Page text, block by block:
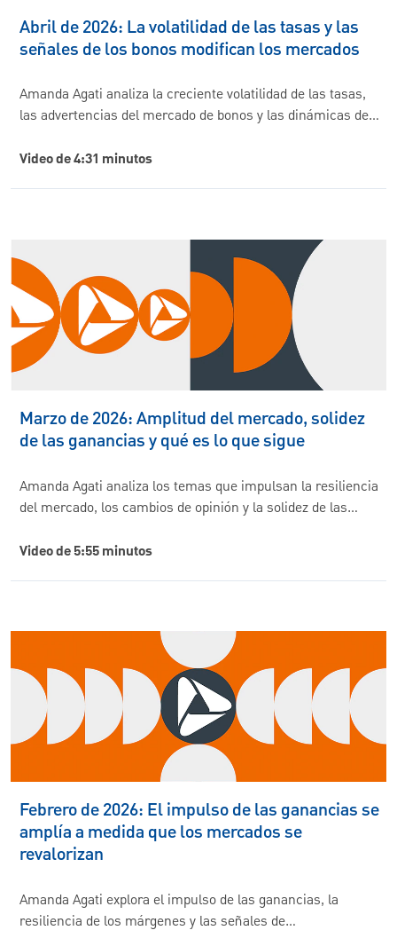
Abril de 2026: La volatilidad de las tasas y las
señales de los bonos modifican los mercados
Amanda Agati analiza la creciente volatilidad de las tasas,
las advertencias del mercado de bonos y las dinámicas de…
Video de 4:31 minutos
Marzo de 2026: Amplitud del mercado, solidez
de las ganancias y qué es lo que sigue
Amanda Agati analiza los temas que impulsan la resiliencia
del mercado, los cambios de opinión y la solidez de las…
Video de 5:55 minutos
Febrero de 2026: El impulso de las ganancias se
amplía a medida que los mercados se
revalorizan
Amanda Agati explora el impulso de las ganancias, la
resiliencia de los márgenes y las señales de…